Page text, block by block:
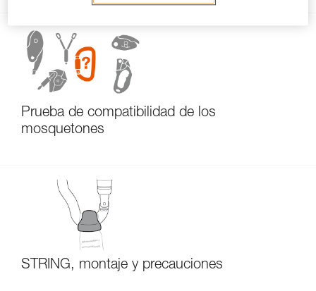
Prueba de compatibilidad de los
mosquetones
STRING, montaje y precauciones